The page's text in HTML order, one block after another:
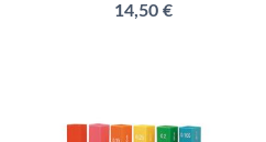
14,50 €